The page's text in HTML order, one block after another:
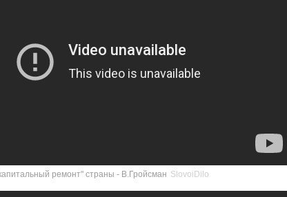
ремонт" страны - В.Гройсман SlovoiDilo